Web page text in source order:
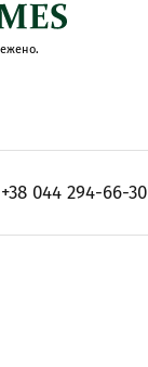
+38 044 294-66-30